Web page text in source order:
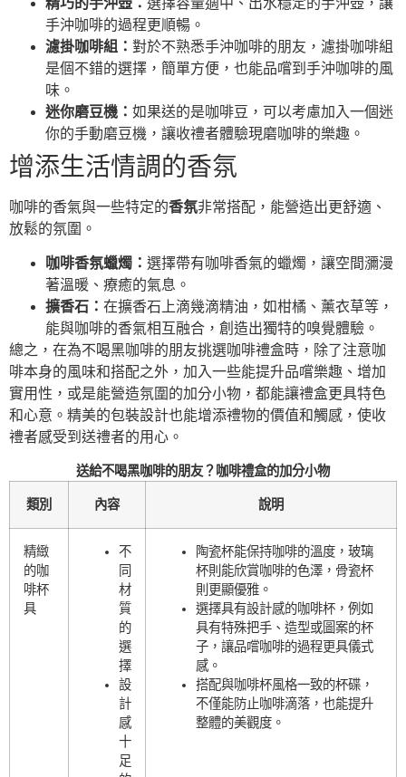
精巧的手沖壺： 選擇容量適中、出水穩定的手沖壺，讓
手沖咖啡的過程更順暢。
濾掛咖啡組： 對於不熟悉手沖咖啡的朋友，濾掛咖啡組
是個不錯的選擇，簡單方便，也能品嚐到手沖咖啡的風
味。
迷你磨豆機： 如果送的是咖啡豆，可以考慮加入一個迷
你的手動磨豆機，讓收禮者體驗現磨咖啡的樂趣。
增添生活情調的香氛
咖啡的香氣與一些特定的香氛非常搭配，能營造出更舒適、
放鬆的氛圍。
咖啡香氛蠟燭： 選擇帶有咖啡香氣的蠟燭，讓空間瀰漫
著溫暖、療癒的氣息。
擴香石： 在擴香石上滴幾滴精油，如柑橘、薰衣草等，
能與咖啡的香氣相互融合，創造出獨特的嗅覺體驗。
總之，在為不喝黑咖啡的朋友挑選咖啡禮盒時，除了注意咖
啡本身的風味和搭配之外，加入一些能提升品嚐樂趣、增加
實用性，或是能營造氛圍的加分小物，都能讓禮盒更具特色
和心意。精美的包裝設計也能增添禮物的價值和觸感，使收
禮者感受到送禮者的用心。
送給不喝黑咖啡的朋友？咖啡禮盒的加分小物
類別 內容 說明
精緻
的咖
啡杯
具
不
同
材
質
的
選
擇
設
計
感
十
足
陶瓷杯能保持咖啡的溫度，玻璃
杯則能欣賞咖啡的色澤，骨瓷杯
則更顯優雅。
選擇具有設計感的咖啡杯，例如
具有特殊把手、造型或圖案的杯
子，讓品嚐咖啡的過程更具儀式
感。
搭配與咖啡杯風格一致的杯碟，
不僅能防止咖啡滴落，也能提升
整體的美觀度。